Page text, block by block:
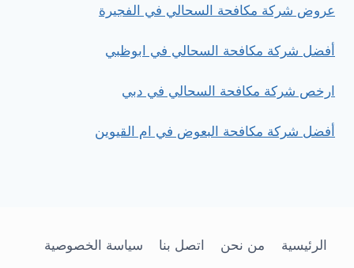
عروض شركة مكافحة السحالي في الفجيرة
أفضل شركة مكافحة السحالي في ابوظبي
ارخص شركة مكافحة السحالي في دبي
أفضل شركة مكافحة البعوض في ام القيوين
الرئيسية من نحن اتصل بنا سياسة الخصوصية